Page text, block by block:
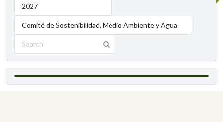
2027
Comité de Sostenibilidad, Medio Ambiente y Agua